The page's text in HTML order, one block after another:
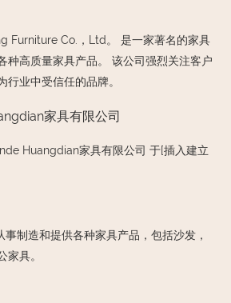
Furniture Co.，Ltd。 是一家著名的家具
种高质量家具产品。 该公司强烈关注客户
行业中受信任的品牌。
家具有限公司
Huangdian家具有限公司 于[插入建立
事制造和提供各种家具产品，包括沙发，
家具。